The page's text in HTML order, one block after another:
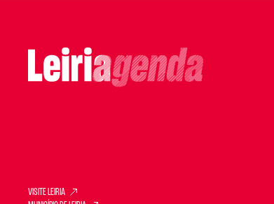
VISITE LEIRIA